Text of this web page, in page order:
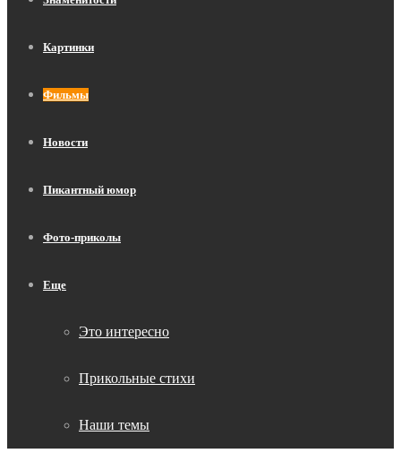
Картинки
Фильмы
Новости
Пикантный юмор
Фото-приколы
Еще
Это интересно
Прикольные стихи
Наши темы